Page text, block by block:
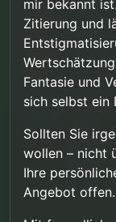
mir bekannt
Zitierung und
Fantasie und
sich selbst ein
Sollten Sie
wollen – nicht
Ihre
Angebot offen.